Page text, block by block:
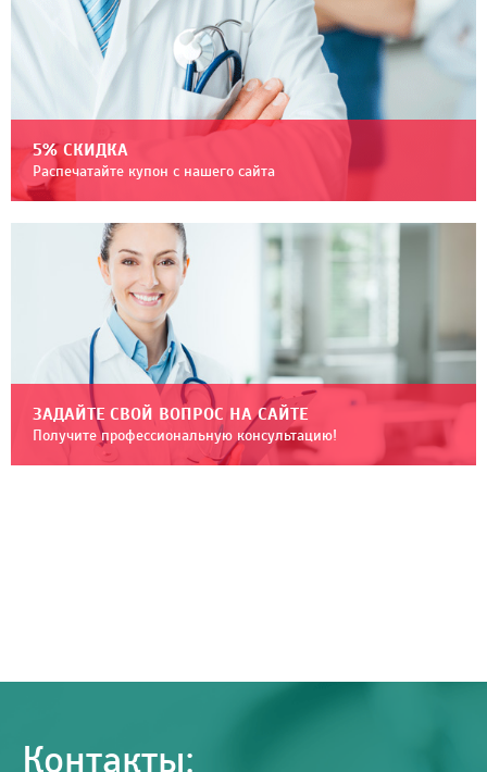
5% СКИДКА
Распечатайте купон с нашего сайта
ЗАДАЙТЕ СВОЙ ВОПРОС НА САЙТЕ
Получите профессиональную консультацию!
Контакты: